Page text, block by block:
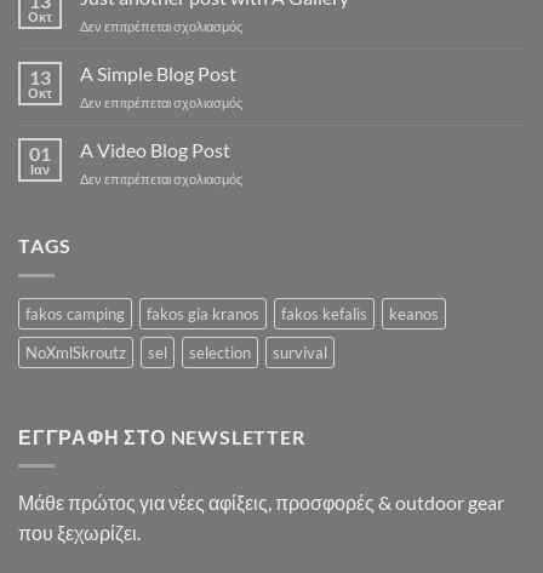
Οκτ
Δεν επιτρέπεται σχολιασμόςστο
with
13
Οκτ
A Simple Blog Post
Δεν επιτρέπεται σχολιασμόςστο
Post
01
Ιαν
A Video Blog Post
Δεν επιτρέπεται σχολιασμόςστο
TAGS
fakos camping fakos gia kranos fakos kefalis
keanos
NoXmlSkroutz
sel selection survival
ΕΓΓΡΑΦΉ ΣΤΟ NEWSLETTER
Μάθε πρώτος για νέες αφίξεις, προσφορές & outdoor gear
που ξεχωρίζει.